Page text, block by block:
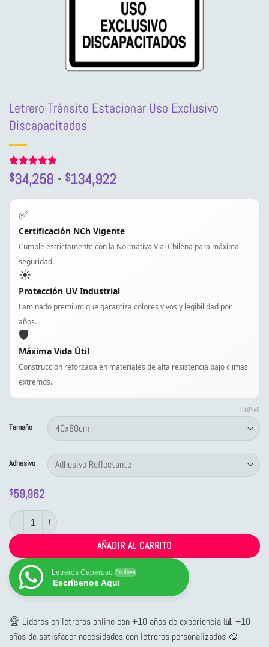
Letrero Tránsito Estacionar Uso Exclusivo
Discapacitados
Valorado
con5de 5
1
valoración
de un
cliente
$34,258 - $134,922Rango
$34,258
hasta
✅
Certificación NCh Vigente
Cumple estrictamente con la Normativa Vial Chilena para máxima
seguridad.
☀️
Protección UV Industrial
Laminado premium que garantiza colores vivos y legibilidad por
años.
🛡️
Máxima Vida Útil
Construcción reforzada en materiales de alta resistencia bajo climas
extremos.
Tamaño
Adhesivo
LIMPIAR
$59,962
Letrero Tránsito Estacionar Uso Exclusivo Discapacitados cantidad
AÑADIR AL CARRITO
Letreros Caperuso En línea
Escríbenos Aqui
🏆 Líderes en letreros online con +10 años de experiencia 📊 +10
años de satisfacer necesidades con letreros personalizados 🎨